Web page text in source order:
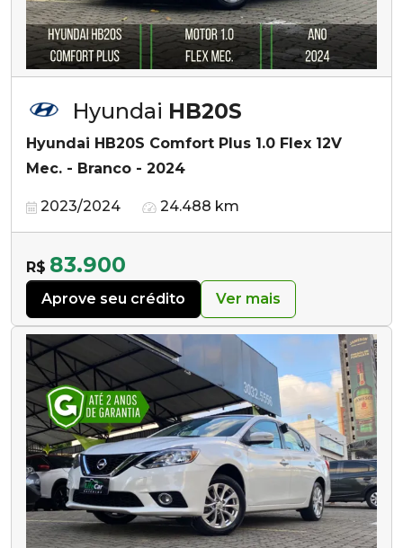
Hyundai HB20S
Hyundai HB20S Comfort Plus 1.0 Flex 12V
Mec. - Branco - 2024
2023/2024 24.488 km
R$ 83.900
Aprove seu crédito Ver mais